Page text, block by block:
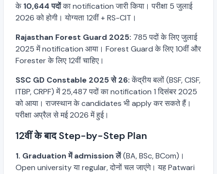
के 10,644 पदोंका notification जारी किया। परीक्षा 5 जुलाई
2026 को होगी। योग्यता 12वीं + RS-CIT।
Rajasthan Forest Guard 2025: 785 पदों के लिए जुलाई
2025 में notification आया। Forest Guard के लिए 10वीं और
Forester के लिए 12वीं चाहिए।
SSC GD Constable 2025 से 26:केंद्रीय बलों (BSF, CISF,
ITBP, CRPF) में 25,487 पदों का notification 1 दिसंबर 2025
को आया। राजस्थान के candidates भी apply कर सकते हैं।
परीक्षा अप्रैल से मई 2026 में हुई।
12वीं के बाद Step-by-Step Plan
1. Graduation में admission लें(BA, BSc, BCom)।
Open university या regular, दोनों चल जाएंगे। यह Patwari